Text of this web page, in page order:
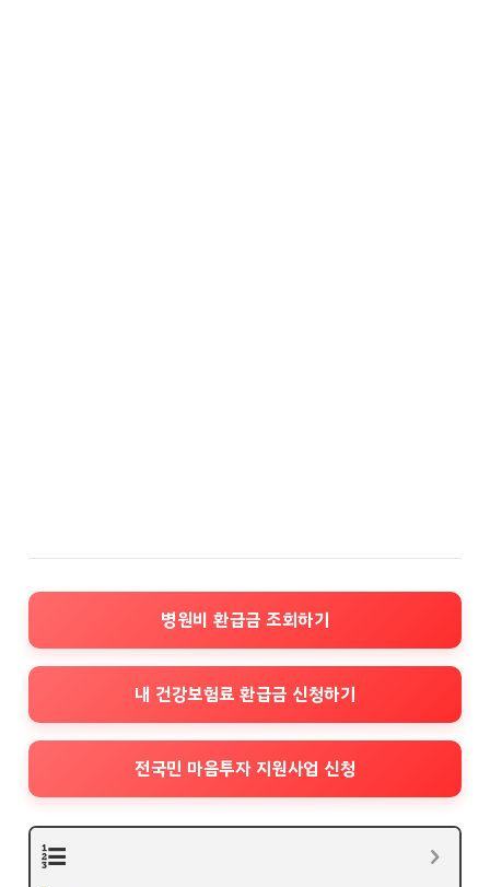
병원비 환급금 조회하기
내 건강보험료 환급금 신청하기
전국민 마음투자 지원사업 신청